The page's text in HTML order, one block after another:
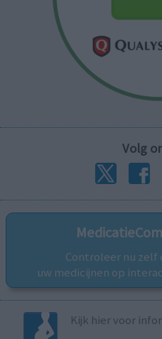
Volg
Controleer nu zelf
uw medicijnen op
Kijk hier voor